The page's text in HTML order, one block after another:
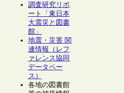
調査研究リポ
ート「東日本
大震災と図書
館」
地震・災害 関
連情報（レフ
ァレンス協同
データベー
ス）
各地の図書館